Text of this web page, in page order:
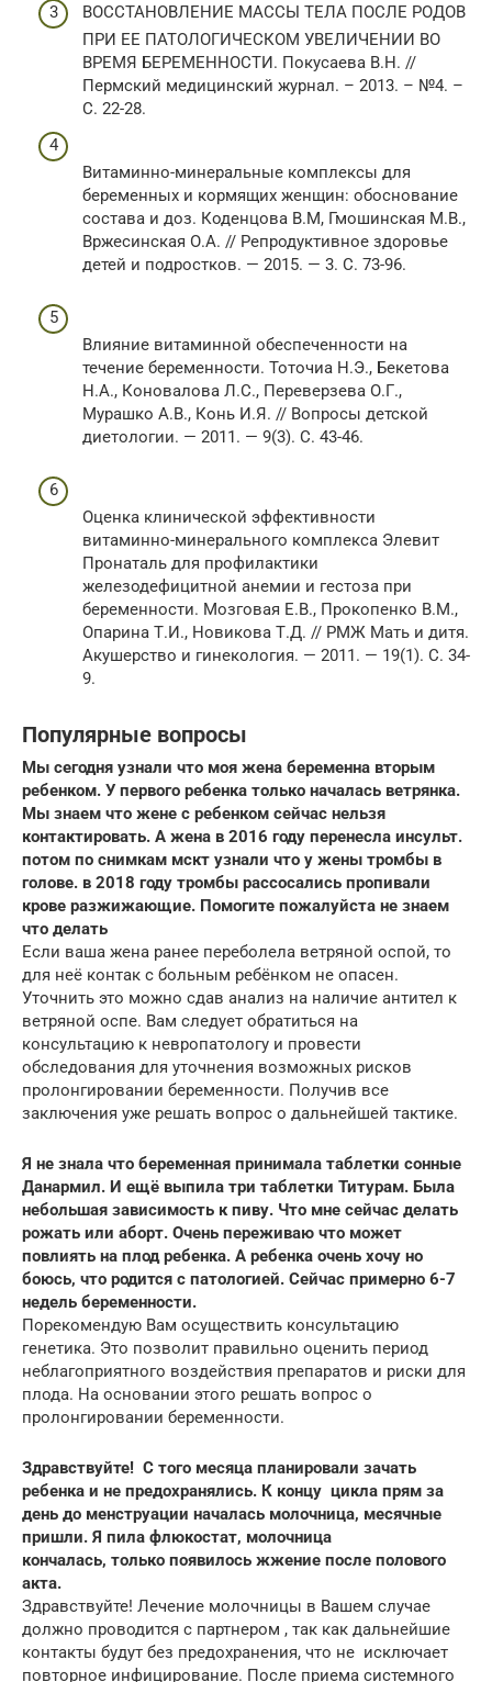
ВОССТАНОВЛЕНИЕ МАССЫ ТЕЛА ПОСЛЕ РОДОВ
ПРИ ЕЕ ПАТОЛОГИЧЕСКОМ УВЕЛИЧЕНИИ ВО
ВРЕМЯ БЕРЕМЕННОСТИ. Покусаева В.Н. //
Пермский медицинский журнал. – 2013. – №4. –
С. 22-28.
Витаминно-минеральные комплексы для
беременных и кормящих женщин: обоснование
состава и доз. Коденцова В.М, Гмошинская М.В.,
Вржесинская О.А. // Репродуктивное здоровье
детей и подростков. — 2015. — 3. С. 73-96.
Влияние витаминной обеспеченности на
течение беременности. Тоточиа Н.Э., Бекетова
Н.А., Коновалова Л.С., Переверзева О.Г.,
Мурашко А.В., Конь И.Я. // Вопросы детской
диетологии. — 2011. — 9(3). С. 43-46.
Оценка клинической эффективности
витаминно-минерального комплекса Элевит
Пронаталь для профилактики
железодефицитной анемии и гестоза при
беременности. Мозговая Е.В., Прокопенко В.М.,
Опарина Т.И., Новикова Т.Д. // РМЖ Мать и дитя.
Акушерство и гинекология. — 2011. — 19(1). С. 34-
9.
Популярные вопросы
Мы сегодня узнали что моя жена беременна вторым
ребенком. У первого ребенка только началась ветрянка.
Мы знаем что жене с ребенком сейчас нельзя
контактировать. А жена в 2016 году перенесла инсульт.
потом по снимкам мскт узнали что у жены тромбы в
голове. в 2018 году тромбы рассосались пропивали
крове разжижающие. Помогите пожалуйста не знаем
что делать
Если ваша жена ранее переболела ветряной оспой, то
для неё контак с больным ребёнком не опасен.
Уточнить это можно сдав анализ на наличие антител к
ветряной оспе. Вам следует обратиться на
консультацию к невропатологу и провести
обследования для уточнения возможных рисков
пролонгировании беременности. Получив все
заключения уже решать вопрос о дальнейшей тактике.
Я не знала что беременная принимала таблетки сонные
Данармил. И ещё выпила три таблетки Титурам. Была
небольшая зависимость к пиву. Что мне сейчас делать
рожать или аборт. Очень переживаю что может
повлиять на плод ребенка. А ребенка очень хочу но
боюсь, что родится с патологией. Сейчас примерно 6-7
недель беременности.
Порекомендую Вам осуществить консультацию
генетика. Это позволит правильно оценить период
неблагоприятного воздействия препаратов и риски для
плода. На основании этого решать вопрос о
пролонгировании беременности.
Здравствуйте! С того месяца планировали зачать
ребенка и не предохранялись. К концу цикла прям за
день до менструации началась молочница, месячные
пришли. Я пила флюкостат, молочница
кончалась, только появилось жжение после полового
акта.
Здравствуйте! Лечение молочницы в Вашем случае
должно проводится с партнером , так как дальнейшие
контакты будут без предохранения, что не исключает
повторное инфицирование. После приема системного